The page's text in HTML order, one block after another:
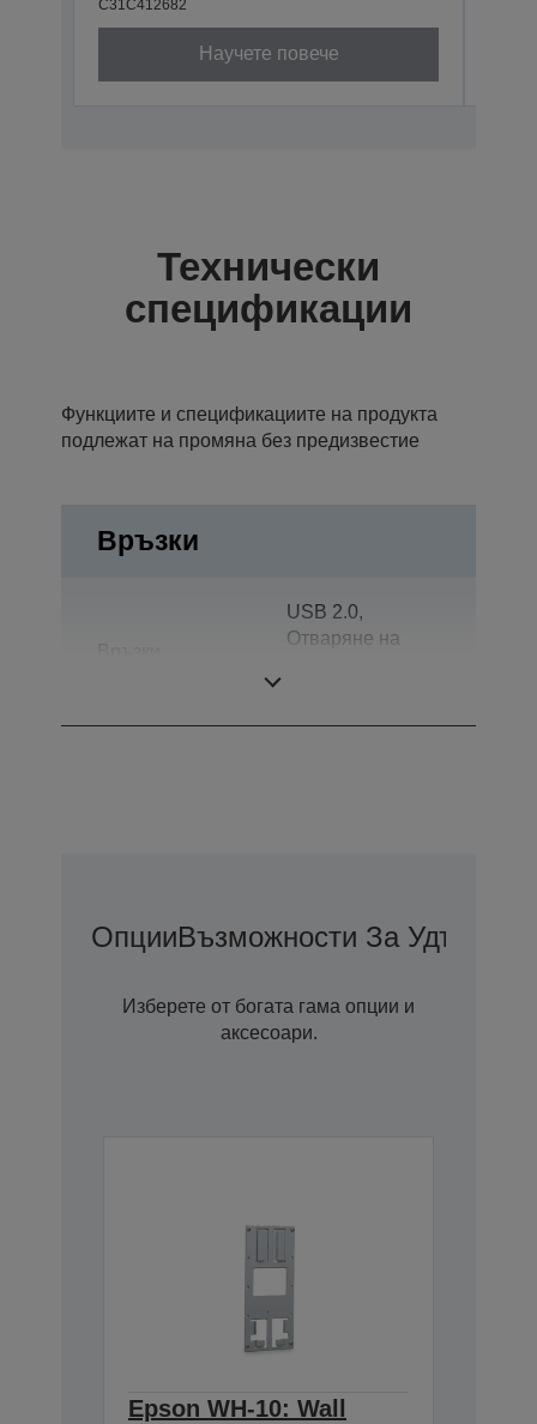
C31C412682
Научете повече
Технически
спецификации
Функциите и спецификациите на продукта
подлежат на промяна без предизвестие
Връзки
USB 2.0,
Отваряне на
ОпцииВъзможности За
Изберете от богата гама опции и
аксесоари.
Epson WH-10: Wall